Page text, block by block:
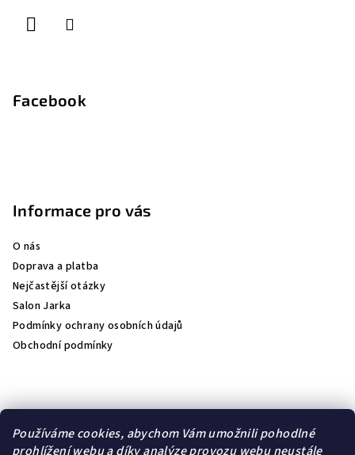
Používáme cookies, abychom Vám umožnili pohodlné
prohlížení webu a díky analýze provozu webu neustále
Facebook
Informace pro vás
O nás
Doprava a platba
Nejčastější otázky
Salon Jarka
Podmínky ochrany osobních údajů
Obchodní podmínky